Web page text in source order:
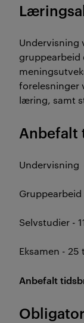
Undervisning
gruppearbeid
forelesninger
læring, samt
Anbefalt
Undervisning
Selvstudier -
Eksamen - 25
Anbefalt